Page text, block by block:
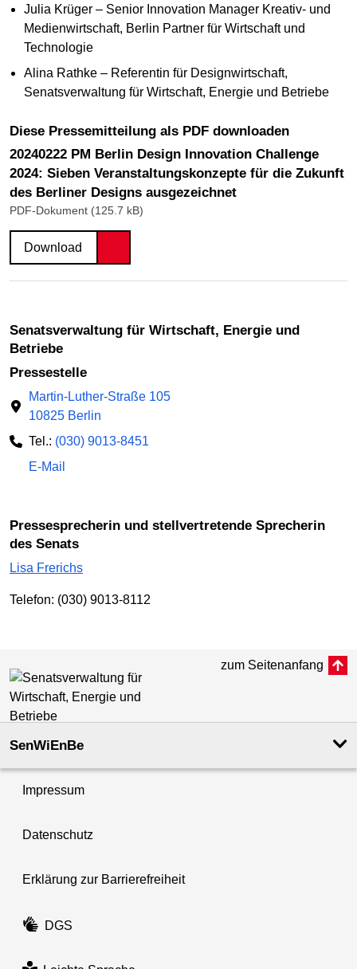
Julia Krüger – Senior Innovation Manager Kreativ- und
Medienwirtschaft, Berlin Partner für Wirtschaft und
Technologie
Alina Rathke – Referentin für Designwirtschaft,
Senatsverwaltung für Wirtschaft, Energie und Betriebe
Diese Pressemitteilung als PDF downloaden
20240222 PM Berlin Design Innovation Challenge
2024: Sieben Veranstaltungskonzepte für die Zukunft
des Berliner Designs ausgezeichnet
PDF-Dokument (125.7 kB)
Download
Senatsverwaltung für Wirtschaft, Energie und
Betriebe
Pressestelle
Martin-Luther-Straße 105
10825 Berlin
Tel.: (030) 9013-8451
E-Mail
Pressesprecherin und stellvertretende Sprecherin
des Senats
Lisa Frerichs
Telefon: (030) 9013-8112
zum Seitenanfang
SenWiEnBe
Impressum
Datenschutz
Erklärung zur Barrierefreiheit
DGS